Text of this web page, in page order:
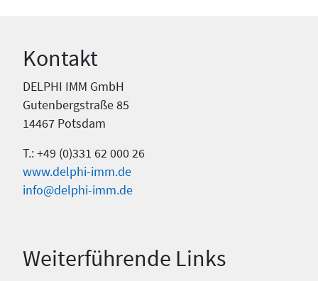
Kontakt
DELPHI IMM GmbH
Gutenbergstraße 85
14467 Potsdam
T.: +49 (0)331 62 000 26
www.delphi-imm.de
info@delphi-imm.de
Weiterführende Links